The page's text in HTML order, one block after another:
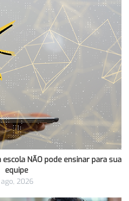
NÃO pode ensinar para sua
equipe
2026